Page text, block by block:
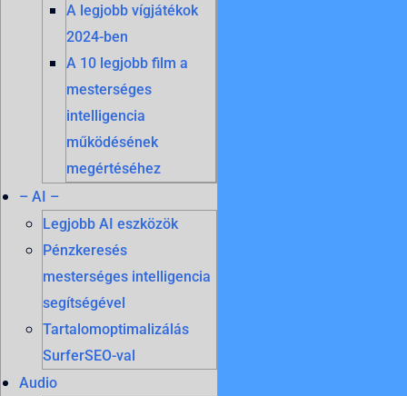
A legjobb vígjátékok
2024-ben
A 10 legjobb film a
mesterséges
intelligencia
működésének
megértéséhez
– AI –
Legjobb AI eszközök
Pénzkeresés
mesterséges intelligencia
segítségével
Tartalomoptimalizálás
SurferSEO-val
Audio